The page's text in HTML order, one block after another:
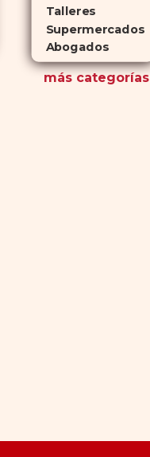
Talleres
Supermercados
Abogados
más categorías